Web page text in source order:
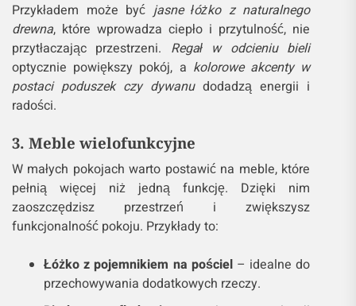
Przykładem może być jasne łóżko z naturalnego
drewna, które wprowadza ciepło i przytulność, nie
przytłaczając przestrzeni. Regał w odcieniu bieli
optycznie powiększy pokój, a kolorowe akcenty w
postaci poduszek czy dywanudodadzą energii i
radości.
3. Meble wielofunkcyjne
W małych pokojach warto postawić na meble, które
pełnią więcej niż jedną funkcję. Dzięki nim
zaoszczędzisz przestrzeń i zwiększysz
funkcjonalność pokoju. Przykłady to:
Łóżko z pojemnikiem na pościel– idealne do
przechowywania dodatkowych rzeczy.